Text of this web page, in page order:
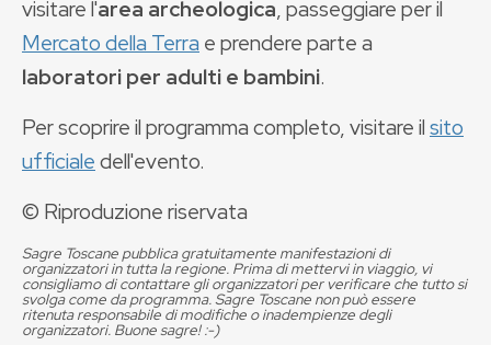
visitare l'area archeologica, passeggiare per il
Mercato della Terra e prendere parte a
laboratori per adulti e bambini.
Per scoprire il programma completo, visitare ilsito
ufficialedell'evento.
© Riproduzione riservata
Sagre Toscane pubblica gratuitamente manifestazioni di
organizzatori in tutta la regione. Prima di mettervi in viaggio, vi
consigliamo di contattare gli organizzatori per verificare che tutto si
svolga come da programma. Sagre Toscane non può essere
ritenuta responsabile di modifiche o inadempienze degli
organizzatori. Buone sagre! :-)